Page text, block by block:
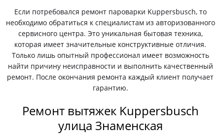
Если потребовался ремонт пароварки Kuppersbusch, то
необходимо обратиться к специалистам из авторизованного
сервисного центра. Это уникальная бытовая техника,
которая имеет значительные конструктивные отличия.
Только лишь опытный профессионал имеет возможность
найти причину неисправности и выполнить качественный
ремонт. После окончания ремонта каждый клиент получает
гарантию.
Ремонт вытяжек Kuppersbusch
улица Знаменская